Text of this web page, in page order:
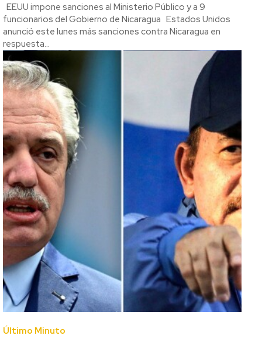
EEUU impone sanciones al Ministerio Público y a 9
funcionarios del Gobierno de Nicaragua Estados Unidos
anunció este lunes más sanciones contra Nicaragua en
respuesta...
Último Minuto